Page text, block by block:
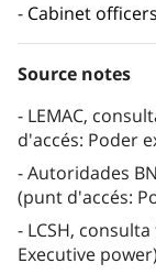
Cabinet officers
Source notes
LEMAC,
d'accés: Poder
Autoridades
(punt d'accés:
LCSH,
Executive power)